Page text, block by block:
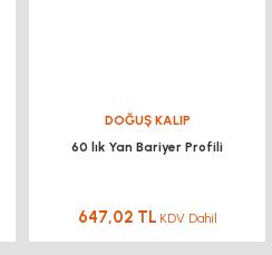
DOĞUŞ KALIP
60 lık Yan Bariyer Profili
647,02 TL KDV Dahil